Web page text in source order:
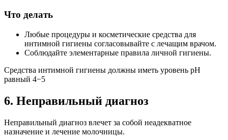
Что делать
Любые процедуры и косметические средства для
интимной гигиены согласовывайте с лечащим врачом.
Соблюдайте элементарные правила личной гигиены.
Средства интимной гигиены должны иметь уровень pH
равный 4−5
6. Неправильный диагноз
Неправильный диагноз влечет за собой неадекватное
назначение и лечение молочницы.